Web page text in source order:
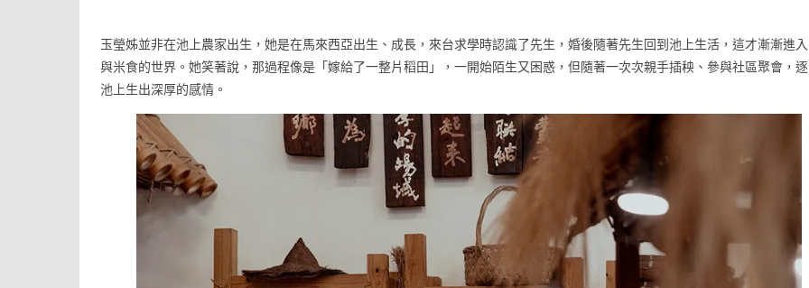
玉瑩姊並非在池上農家出生，她是在馬來西亞出生、成長，來台求學時認識了先生，婚後隨著先生回到池上生活，這才漸漸進
與米食的世界。她笑著說，那過程像是「嫁給了一整片稻田」，一開始陌生又困惑，但隨著一次次親手插秧、參與社區聚會，
池上生出深厚的感情。